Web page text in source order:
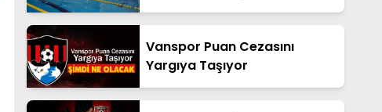
Vanspor Puan Cezasını
Yargıya Taşıyor